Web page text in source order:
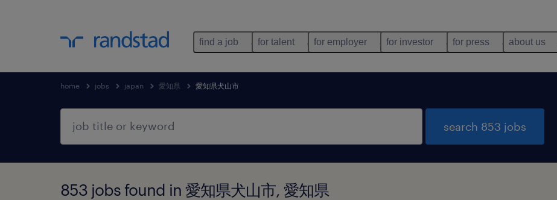
find a job for talent for employer for investor for press about us
home jobs japan 愛知県 愛知県犬山市
search 853 jobs
853 jobs found in 愛知県犬山市, 愛知県